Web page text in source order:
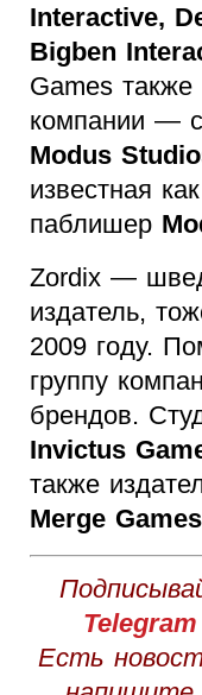
Interactive,
Bigben
Games
компании —
Modus
известная как
паблишер
Zordix —
издатель,
2009 году.
группу
брендов.
Invictus
также
Merge Games
Telegram
Есть